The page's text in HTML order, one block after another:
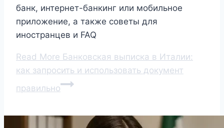
банк, интернет-банкинг или мобильное
приложение, а также советы для
иностранцев и FAQ
Read More Банковская выписка в Италии:
как запросить и использовать документ
правильно